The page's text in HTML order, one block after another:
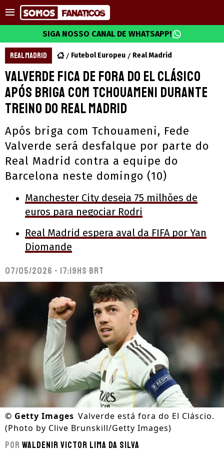
SIGA NOSSO CANAL DE WHATSAPP!
REAL MADRID Futebol Europeu Real Madrid
Valverde fica de fora do El Clásico
após briga com Tchouameni durante
treino do Real Madrid
Após briga com Tchouameni, Fede
Valverde será desfalque por parte do
Real Madrid contra a equipe do
Barcelona neste domingo (10)
Manchester City deseja 75 milhões de
euros para negociar Rodri
Real Madrid espera aval da FIFA por Yan
Diomande
07/05/2026 - 17:19hs BRT
© Getty Images Valverde está fora do El Cláscio.
(Photo by Clive Brunskill/Getty Images)
Por Waldenir Victor Lima Da Silva